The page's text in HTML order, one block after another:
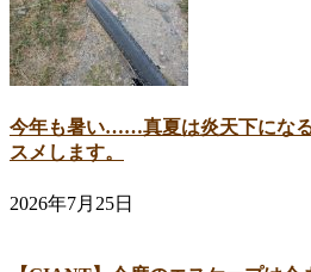
今年も暑い……真夏は炎天下にな
スメします。
2026年7月25日